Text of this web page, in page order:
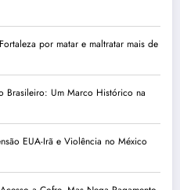
por matar e maltratar mais de
Brasileiro: Um Marco Histórico na
EUA-Irã e Violência no México